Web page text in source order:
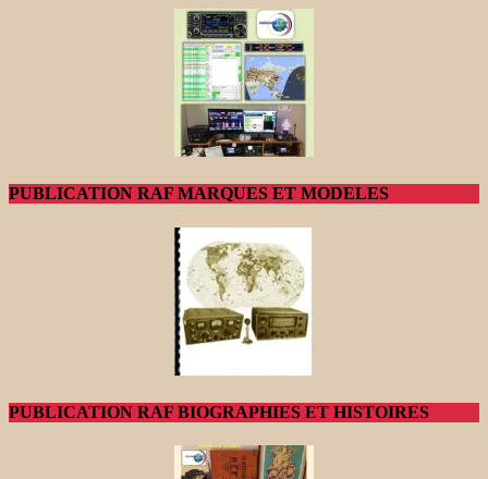
PUBLICATION RAF MARQUES ET MODELES
PUBLICATION RAF BIOGRAPHIES ET HISTOIRES